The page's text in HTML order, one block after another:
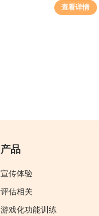
查看详情
产品
宣传体验
评估相关
游戏化功能训练